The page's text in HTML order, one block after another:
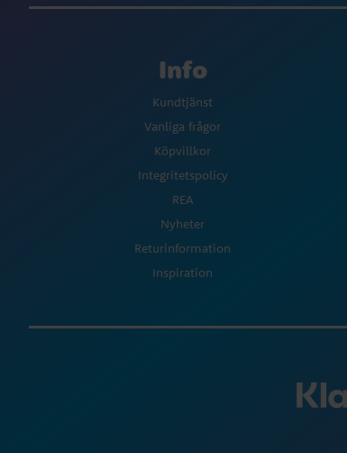
Info
Kundtjänst
Vanliga frågor
Köpvillkor
Integritetspolicy
REA
Nyheter
Returinformation
Inspiration